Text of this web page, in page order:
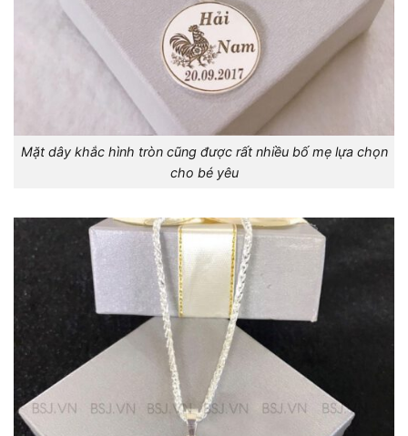
Mặt dây khắc hình tròn cũng được rất nhiều bố mẹ lựa chọn
cho bé yêu